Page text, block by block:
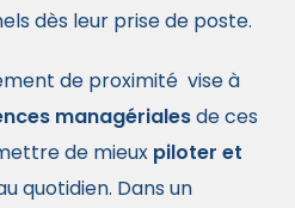
dès leur prise de poste.
de proximité vise à
managérialesde ces
de mieux piloter et
quotidien. Dans un